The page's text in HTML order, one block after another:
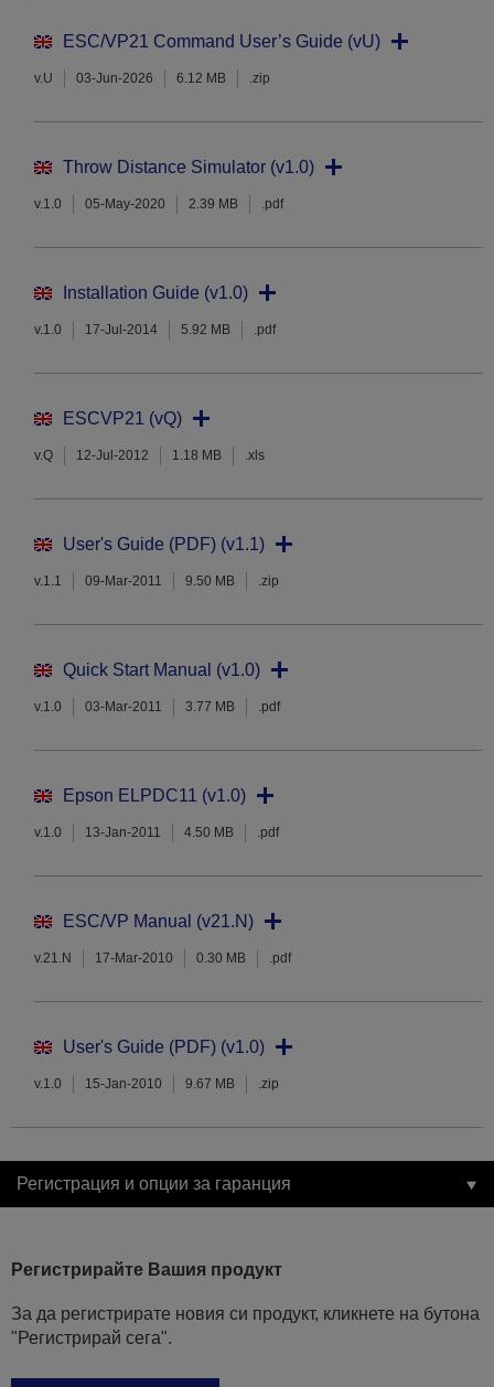
ESC/VP21 Command User’s Guide (vU)
v.U 03-Jun-2026 6.12 MB .zip
Throw Distance Simulator (v1.0)
v.1.0 05-May-2020 2.39 MB .pdf
Installation Guide (v1.0)
v.1.0 17-Jul-2014 5.92 MB .pdf
ESCVP21 (vQ)
v.Q 12-Jul-2012 1.18 MB .xls
User's Guide (PDF) (v1.1)
v.1.1 09-Mar-2011 9.50 MB .zip
Quick Start Manual (v1.0)
v.1.0 03-Mar-2011 3.77 MB .pdf
Epson ELPDC11 (v1.0)
v.1.0 13-Jan-2011 4.50 MB .pdf
ESC/VP Manual (v21.N)
v.21.N 17-Mar-2010 0.30 MB .pdf
User's Guide (PDF) (v1.0)
v.1.0 15-Jan-2010 9.67 MB .zip
Регистрация и опции за гаранция
Регистрирайте Вашия продукт
За да регистрирате новия си продукт, кликнете на бутона
"Регистрирай сега".